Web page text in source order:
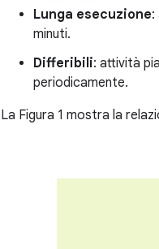
Lunga esecuzione:
minuti.
Differibili: attività
periodicamente.
La Figura 1 mostra la